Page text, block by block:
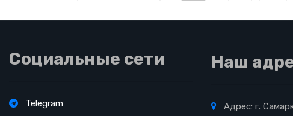
Социальные сети
Telegram
Наш
Адрес: г.